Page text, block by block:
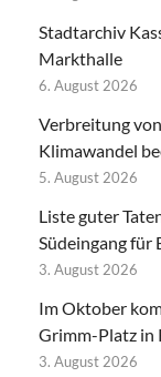
Stadtarchiv
Markthalle
6. August 2026
Verbreitung
Klimawandel
5. August 2026
Liste guter
Südeingang für
3. August 2026
Im Oktober
Grimm-Platz in
3. August 2026